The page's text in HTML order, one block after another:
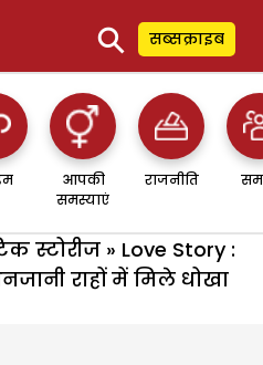
⚲ सब्सक्राइब
आपकी
समस्याएं
राजनीति
स्टोरीज » Love Story :
राहों में मिले धोखा